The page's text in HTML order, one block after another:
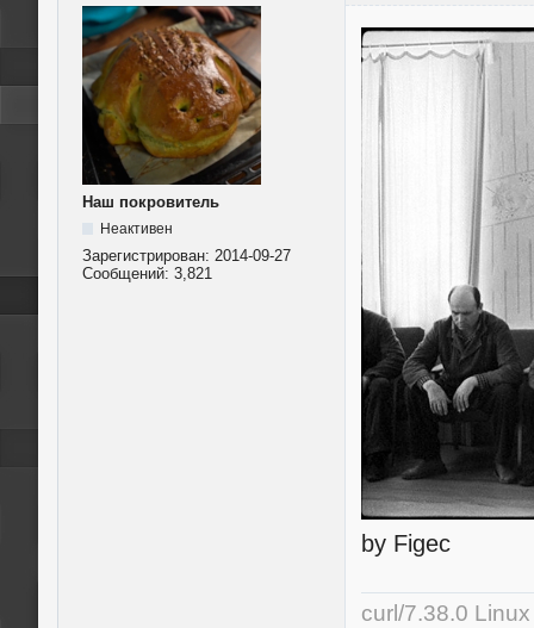
Наш покровитель
Неактивен
Зарегистрирован: 2014-09-27
Сообщений: 3,821
by Figec
curl/7.38.0